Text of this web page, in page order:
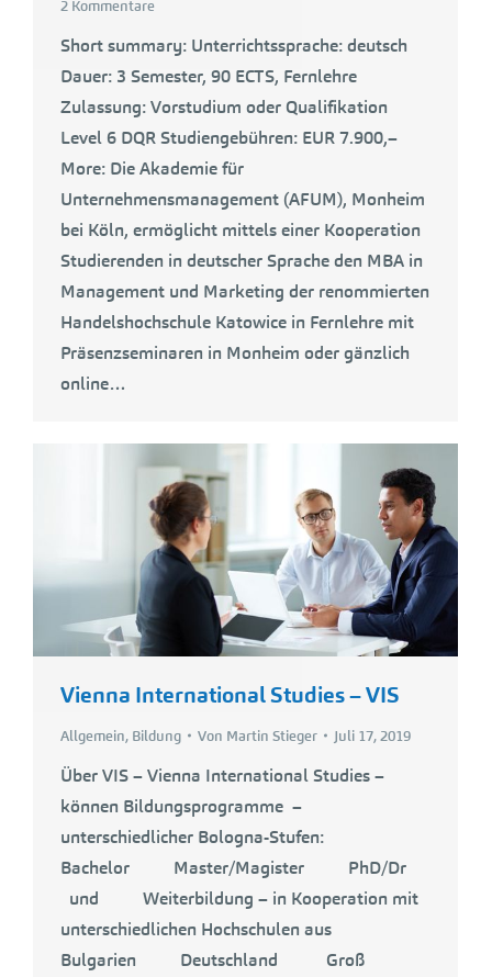
2 Kommentare
Short summary: Unterrichtssprache: deutsch
Dauer: 3 Semester, 90 ECTS, Fernlehre
Zulassung: Vorstudium oder Qualifikation
Level 6 DQR Studiengebühren: EUR 7.900,–
More: Die Akademie für
Unternehmensmanagement (AFUM), Monheim
bei Köln, ermöglicht mittels einer Kooperation
Studierenden in deutscher Sprache den MBA in
Management und Marketing der renommierten
Handelshochschule Katowice in Fernlehre mit
Präsenzseminaren in Monheim oder gänzlich
online…
Vienna International Studies – VIS
Allgemein, Bildung Von Martin Stieger Juli 17, 2019
Über VIS – Vienna International Studies –
können Bildungsprogramme –
unterschiedlicher Bologna-Stufen:
Bachelor Master/Magister PhD/Dr
und Weiterbildung – in Kooperation mit
unterschiedlichen Hochschulen aus
Bulgarien Deutschland Groß